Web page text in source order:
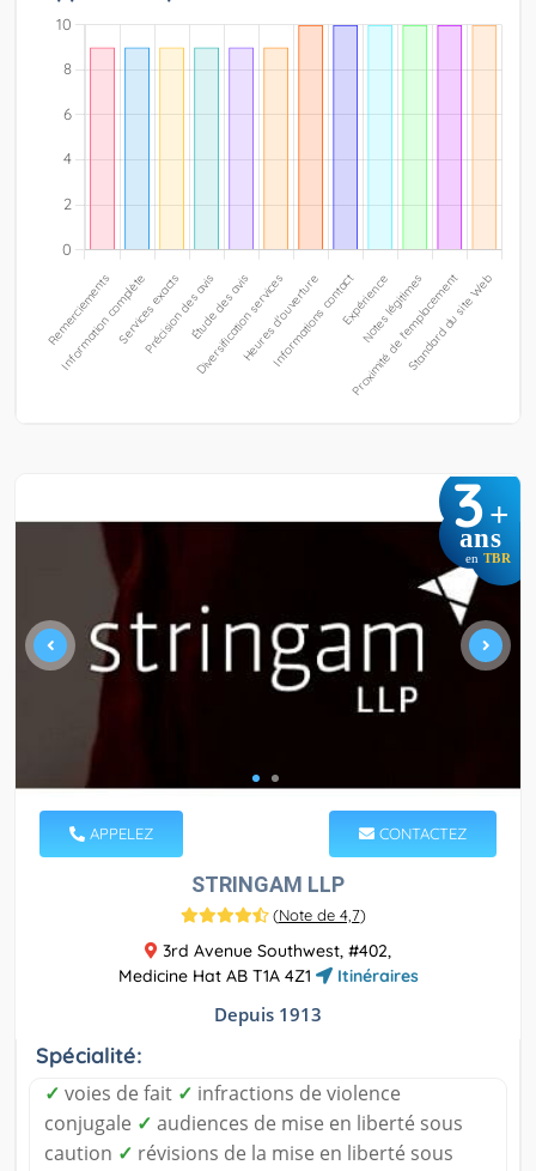
3+
ans
en TBR
APPELEZ CONTACTEZ
STRINGAM LLP
(Note de 4,7)
3rd Avenue Southwest, #402,
Medicine Hat AB T1A 4Z1
Itinéraires
Depuis 1913
Spécialité:
✓ voies de fait ✓ infractions de violence
conjugale ✓ audiences de mise en liberté sous
caution ✓ révisions de la mise en liberté sous